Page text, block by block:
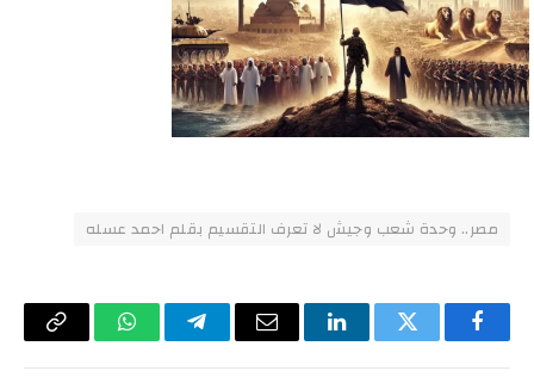
مصر.. وحدة شعب وجيش لا تعرف التقسيم بقلم احمد عسله
فيسبوكتويتر لينكدإن البريد
تيلقرام واتسابCopy